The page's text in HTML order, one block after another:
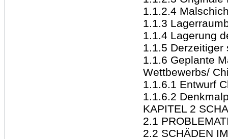
1.1.2.4
1.1.3
1.1.4 Lagerung
1.1.5 Derzeitiger
1.1.6 Geplante
Wettbewerbs/
1.1.6.1 Entwurf
1.1.6.2
KAPITEL 2
2.1
2.2 SCHÄDEN